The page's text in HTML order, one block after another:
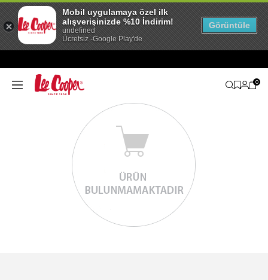
0
Mobil uygulamaya özel ilk
alışverişinizde %10 İndirim!
undefined
Ücretsiz -Google Play'de
Görüntüle